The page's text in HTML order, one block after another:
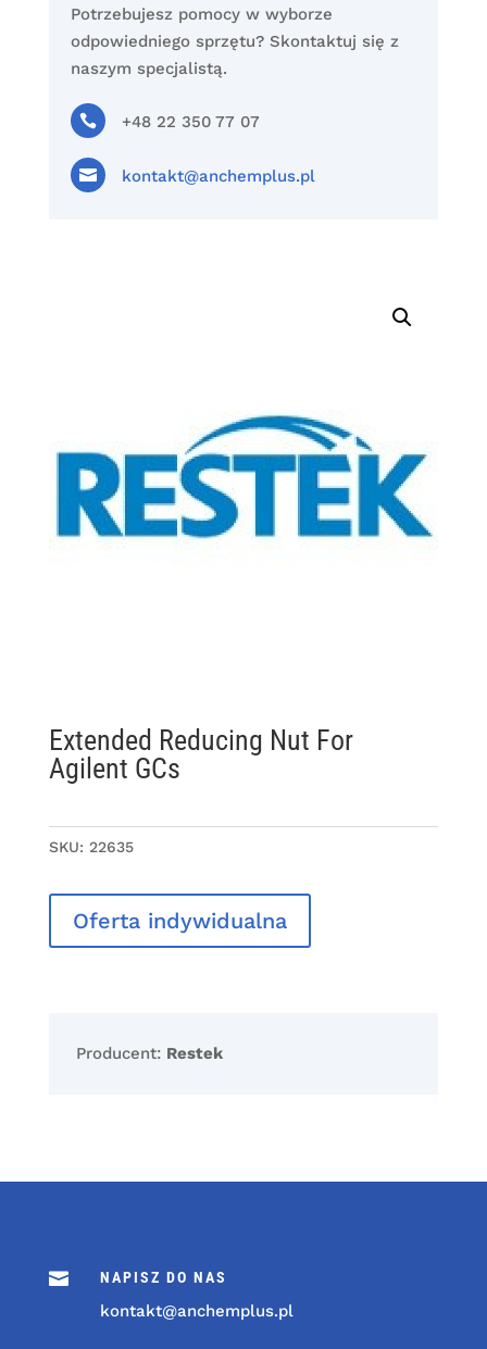
Potrzebujesz pomocy w wyborze
odpowiedniego sprzętu? Skontaktuj się z
naszym specjalistą.
 +48 22 350 77 07
 kontakt@anchemplus.pl
Extended Reducing Nut For
Agilent GCs
SKU: 22635
Oferta indywidualna
Producent: Restek
 NAPISZ DO NAS
kontakt@anchemplus.pl